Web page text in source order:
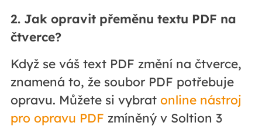
2. Jak opravit přeměnu textu PDF na
čtverce?
Když se váš text PDF změní na čtverce,
znamená to, že soubor PDF potřebuje
opravu. Můžete si vybrat online nástroj
pro opravu PDF zmíněný v Soltion 3